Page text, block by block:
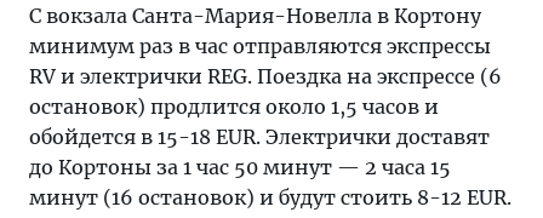
С вокзала Санта-Мария-Новелла в Кортону
минимум раз в час отправляются экспрессы
RV и электрички REG. Поездка на экспрессе (6
остановок) продлится около 1,5 часов и
обойдется в 15-18 EUR. Электрички доставят
до Кортоны за 1 час 50 минут — 2 часа 15
минут (16 остановок) и будут стоить 8-12 EUR.